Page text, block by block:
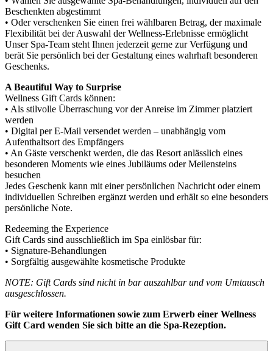
Beschenkten abgestimmt
• Oder verschenken Sie einen frei wählbaren Betrag, der maximale
Flexibilität bei der Auswahl der Wellness-Erlebnisse ermöglicht
Unser Spa-Team steht Ihnen jederzeit gerne zur Verfügung und
berät Sie persönlich bei der Gestaltung eines wahrhaft besonderen
Geschenks.
A Beautiful Way to Surprise
Wellness Gift Cards können:
• Als stilvolle Überraschung vor der Anreise im Zimmer platziert
werden
• Digital per E-Mail versendet werden – unabhängig vom
Aufenthaltsort des Empfängers
• An Gäste verschenkt werden, die das Resort anlässlich eines
besonderen Moments wie eines Jubiläums oder Meilensteins
besuchen
Jedes Geschenk kann mit einer persönlichen Nachricht oder einem
individuellen Schreiben ergänzt werden und erhält so eine besonders
persönliche Note.
Redeeming the Experience
Gift Cards sind ausschließlich im Spa einlösbar für:
• Signature-Behandlungen
• Sorgfältig ausgewählte kosmetische Produkte
NOTE: Gift Cards sind nicht in bar auszahlbar und vom Umtausch
ausgeschlossen.
Für weitere Informationen sowie zum Erwerb einer Wellness
Gift Card wenden Sie sich bitte an die Spa-Rezeption.